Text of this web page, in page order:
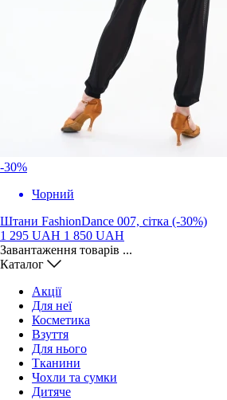
-30%
Чорний
Штани FashionDance 007, сітка (-30%)
1 295 UAH 1 850 UAH
Завантаження товарів ...
Каталог
Акції
Для неї
Косметика
Взуття
Для нього
Тканини
Чохли та сумки
Дитяче